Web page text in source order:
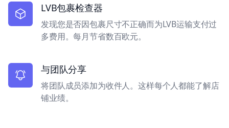
LVB包裹检查器
发现您是否因包裹尺寸不正确而为LVB运输支付过
多费用。每月节省数百欧元。
与团队分享
将团队成员添加为收件人。这样每个人都能了解店
铺业绩。